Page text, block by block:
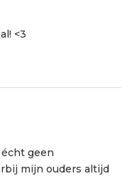
<3
geen
mijn ouders altijd